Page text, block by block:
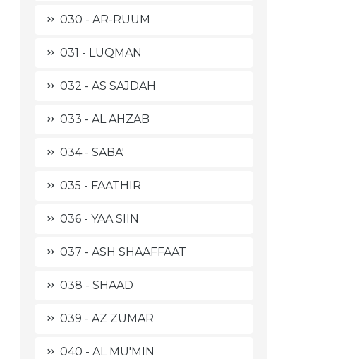
030 - AR-RUUM
031 - LUQMAN
032 - AS SAJDAH
033 - AL AHZAB
034 - SABA'
035 - FAATHIR
036 - YAA SIIN
037 - ASH SHAAFFAAT
038 - SHAAD
039 - AZ ZUMAR
040 - AL MU'MIN